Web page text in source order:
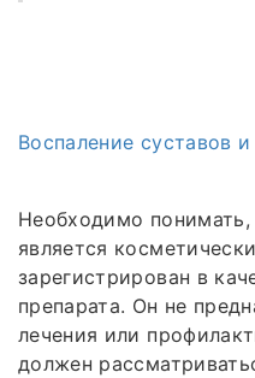
Воспаление суставов
Необходимо
является
зарегистрирован в
препарата. Он не
лечения или
должен